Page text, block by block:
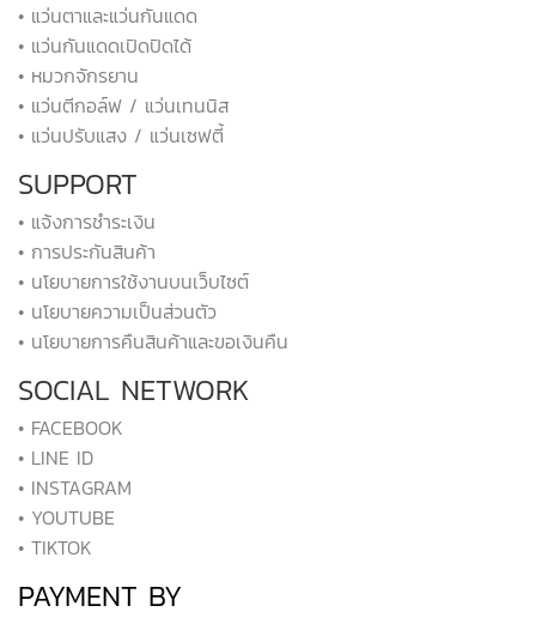
• แว่นตาและแว่นกันแดด
• แว่นกันแดดเปิดปิดได้
• หมวกจักรยาน
• แว่นตีกอล์ฟ / แว่นเทนนิส
• แว่นปรับแสง / แว่นเซฟตี้
SUPPORT
• แจ้งการชำระเงิน
• การประกันสินค้า
• นโยบายการใช้งานบนเว็บไซต์
• นโยบายความเป็นส่วนตัว
• นโยบายการคืนสินค้าและขอเงินคืน
SOCIAL NETWORK
• FACEBOOK
• LINE ID
• INSTAGRAM
• YOUTUBE
• TIKTOK
PAYMENT BY